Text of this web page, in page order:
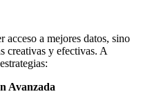
acceso a mejores datos, sino
creativas y efectivas. A
Avanzada